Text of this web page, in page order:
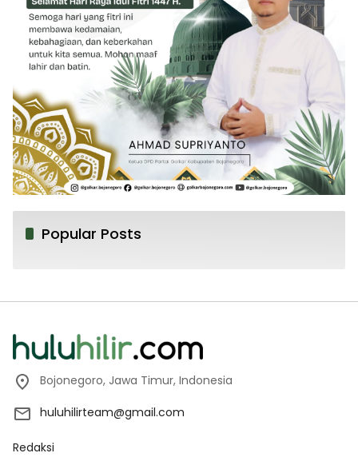
Popular Posts
Bojonegoro, Jawa Timur, Indonesia
huluhilirteam@gmail.com
Redaksi